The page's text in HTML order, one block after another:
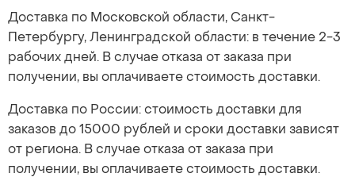
Доставка по Московской области, Санкт-
Петербургу, Ленинградской области: в течение 2-3
рабочих дней. В случае отказа от заказа при
получении, вы оплачиваете стоимость доставки.
Доставка по России: стоимость доставки для
заказов до 15000 рублей и сроки доставки зависят
от региона. В случае отказа от заказа при
получении, вы оплачиваете стоимость доставки.